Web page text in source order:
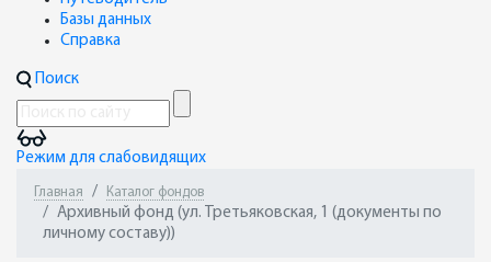
Базы данных
Справка
Поиск
Режим для слабовидящих
Главная Каталог фондов
Архивный фонд (ул. Третьяковская, 1 (документы по
личному составу))